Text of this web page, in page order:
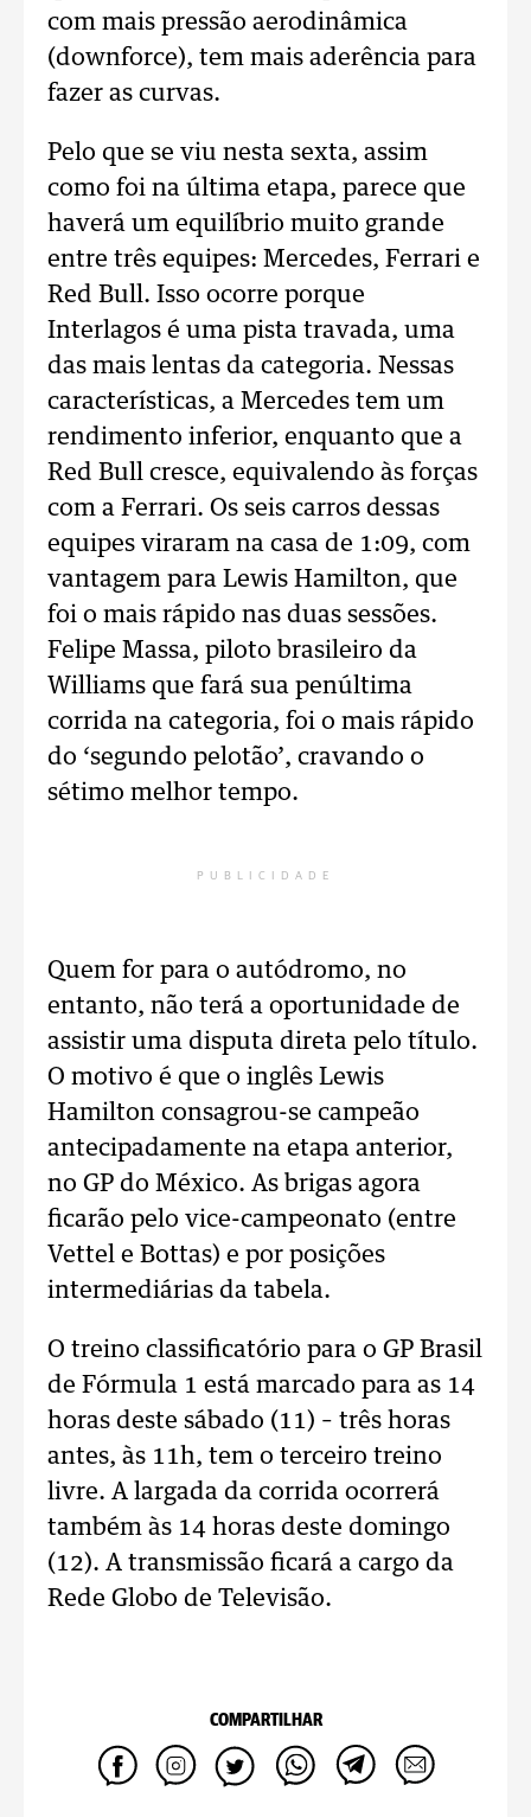
com mais pressão aerodinâmica
(downforce), tem mais aderência para
fazer as curvas.
Pelo que se viu nesta sexta, assim
como foi na última etapa, parece que
haverá um equilíbrio muito grande
entre três equipes: Mercedes, Ferrari e
Red Bull. Isso ocorre porque
Interlagos é uma pista travada, uma
das mais lentas da categoria. Nessas
características, a Mercedes tem um
rendimento inferior, enquanto que a
Red Bull cresce, equivalendo às forças
com a Ferrari. Os seis carros dessas
equipes viraram na casa de 1:09, com
vantagem para Lewis Hamilton, que
foi o mais rápido nas duas sessões.
Felipe Massa, piloto brasileiro da
Williams que fará sua penúltima
corrida na categoria, foi o mais rápido
do ‘segundo pelotão’, cravando o
sétimo melhor tempo.
PUBLICIDADE
Quem for para o autódromo, no
entanto, não terá a oportunidade de
assistir uma disputa direta pelo título.
O motivo é que o inglês Lewis
Hamilton consagrou-se campeão
antecipadamente na etapa anterior,
no GP do México. As brigas agora
ficarão pelo vice-campeonato (entre
Vettel e Bottas) e por posições
intermediárias da tabela.
O treino classificatório para o GP Brasil
de Fórmula 1 está marcado para as 14
horas deste sábado (11) – três horas
antes, às 11h, tem o terceiro treino
livre. A largada da corrida ocorrerá
também às 14 horas deste domingo
(12). A transmissão ficará a cargo da
Rede Globo de Televisão.
COMPARTILHAR